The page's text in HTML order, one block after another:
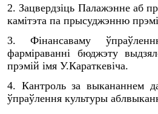
2. Зацвердзiць Палажэнне аб
камiтэта па прысуджэнню
3. Фiнансаваму
фармiраваннi бюджэту
прэмiй iмя У.Караткевiча.
4. Кантроль за выкананнем
ўпраўлення культуры